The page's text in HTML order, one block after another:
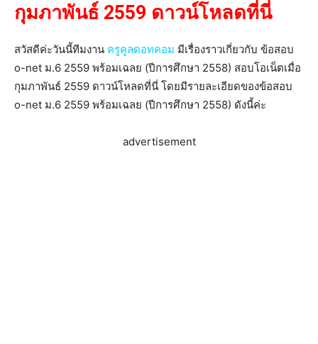
กุมภาพันธ์ 2559 ดาวน์โหลดที่นี่
สวัสดีค่ะวันนี้ทีมงาน ครูคูลดอทคอม มีเรื่องราวเกี่ยวกับ ข้อสอบ
o-net ม.6 2559 พร้อมเฉลย (ปีการศึกษา 2558) สอบโอเน็ตเมื่อ
กุมภาพันธ์ 2559 ดาวน์โหลดที่นี่ โดยมีรายละเอียดของข้อสอบ
o-net ม.6 2559 พร้อมเฉลย (ปีการศึกษา 2558) ดังนี้ค่ะ
advertisement